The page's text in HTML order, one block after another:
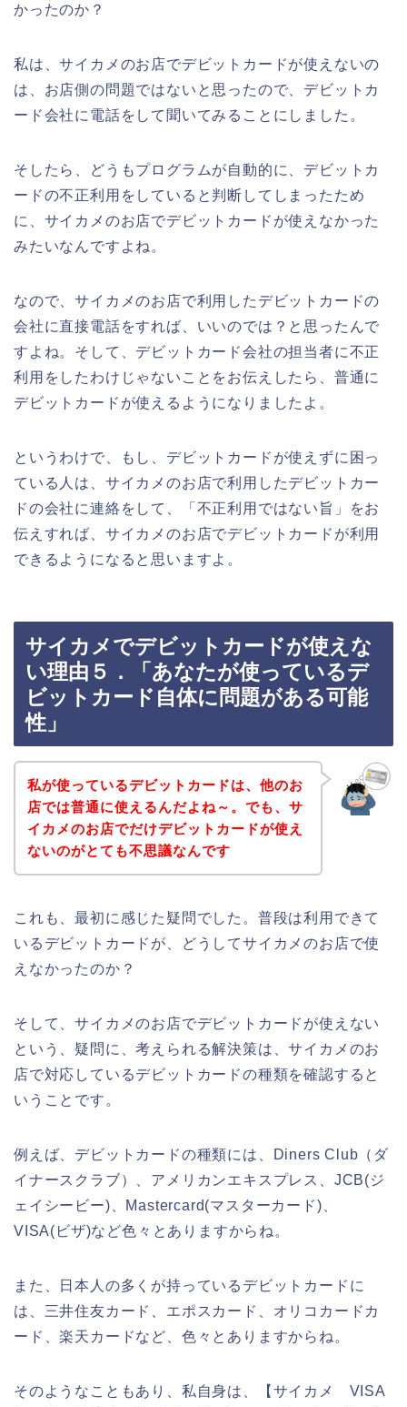
かったのか？
私は、サイカメのお店でデビットカードが使えないの
は、お店側の問題ではないと思ったので、デビットカ
ード会社に電話をして聞いてみることにしました。
そしたら、どうもプログラムが自動的に、デビットカ
ードの不正利用をしていると判断してしまったため
に、サイカメのお店でデビットカードが使えなかった
みたいなんですよね。
なので、サイカメのお店で利用したデビットカードの
会社に直接電話をすれば、いいのでは？と思ったんで
すよね。そして、デビットカード会社の担当者に不正
利用をしたわけじゃないことをお伝えしたら、普通に
デビットカードが使えるようになりましたよ。
というわけで、もし、デビットカードが使えずに困っ
ている人は、サイカメのお店で利用したデビットカー
ドの会社に連絡をして、「不正利用ではない旨」をお
伝えすれば、サイカメのお店でデビットカードが利用
できるようになると思いますよ。
サイカメでデビットカードが使えな
い理由５．「あなたが使っているデ
ビットカード自体に問題がある可能
性」
私が使っているデビットカードは、他のお
店では普通に使えるんだよね～。でも、サ
イカメのお店でだけデビットカードが使え
ないのがとても不思議なんです
これも、最初に感じた疑問でした。普段は利用できて
いるデビットカードが、どうしてサイカメのお店で使
えなかったのか？
そして、サイカメのお店でデビットカードが使えない
という、疑問に、考えられる解決策は、サイカメのお
店で対応しているデビットカードの種類を確認すると
いうことです。
例えば、デビットカードの種類には、Diners Club（ダ
イナースクラブ）、アメリカンエキスプレス、JCB(ジ
ェイシービー)、Mastercard(マスターカード)、
VISA(ビザ)など色々とありますからね。
また、日本人の多くが持っているデビットカードに
は、三井住友カード、エポスカード、オリコカードカ
ード、楽天カードなど、色々とありますからね。
そのようなこともあり、私自身は、【サイカメ VISA